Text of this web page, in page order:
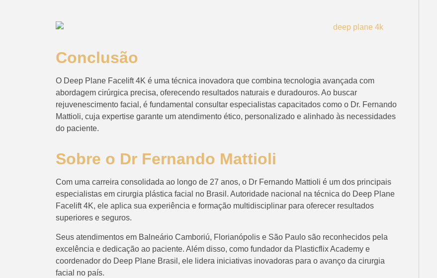
Conclusão
O Deep Plane Facelift 4K é uma técnica inovadora que combina tecnologia avançada com
abordagem cirúrgica precisa, oferecendo resultados naturais e duradouros. Ao buscar
rejuvenescimento facial, é fundamental consultar especialistas capacitados como o Dr. Fernando
Mattioli, cuja expertise garante um atendimento ético, personalizado e alinhado às necessidades
do paciente.
Sobre o Dr Fernando Mattioli
Com uma carreira consolidada ao longo de 27 anos, o Dr Fernando Mattioli é um dos principais
especialistas em cirurgia plástica facial no Brasil. Autoridade nacional na técnica do Deep Plane
Facelift 4K, ele aplica sua experiência e formação multidisciplinar para oferecer resultados
superiores e seguros.
Seus atendimentos em Balneário Camboriú, Florianópolis e São Paulo são reconhecidos pela
excelência e dedicação ao paciente. Além disso, como fundador da Plasticflix Academy e
coordenador do Deep Plane Brasil, ele lidera iniciativas inovadoras para o avanço da cirurgia
facial no país.